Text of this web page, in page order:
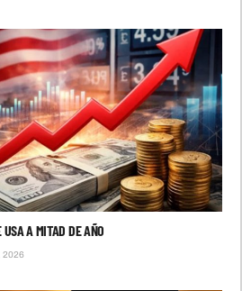
A MITAD DE AÑO
2026